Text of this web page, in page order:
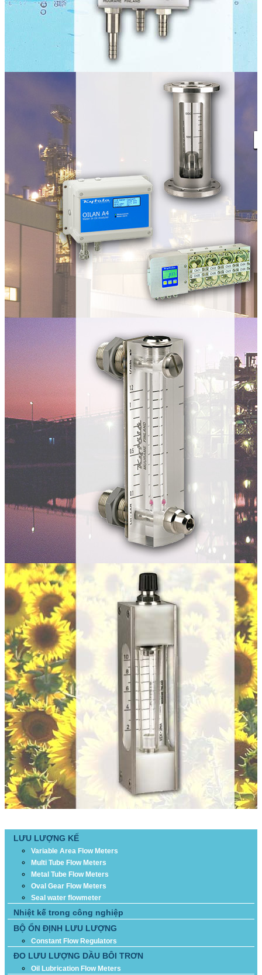
LƯU LƯỢNG KẾ
Variable Area Flow Meters
Multi Tube Flow Meters
Metal Tube Flow Meters
Oval Gear Flow Meters
Seal water flowmeter
Nhiệt kế trong công nghiệp
BỘ ỔN ĐỊNH LƯU LƯỢNG
Constant Flow Regulators
ĐO LƯU LƯỢNG DẦU BÔI TRƠN
Oil Lubrication Flow Meters